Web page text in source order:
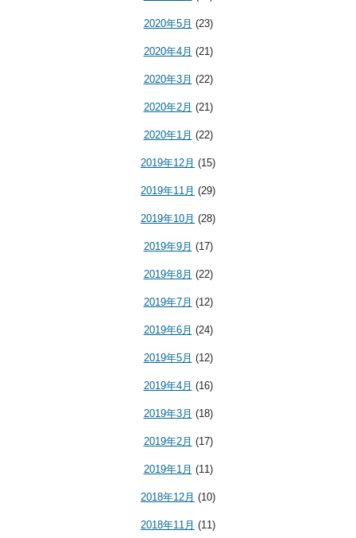
2020年5月 (23)
2020年4月 (21)
2020年3月 (22)
2020年2月 (21)
2020年1月 (22)
2019年12月 (15)
2019年11月 (29)
2019年10月 (28)
2019年9月 (17)
2019年8月 (22)
2019年7月 (12)
2019年6月 (24)
2019年5月 (12)
2019年4月 (16)
2019年3月 (18)
2019年2月 (17)
2019年1月 (11)
2018年12月 (10)
2018年11月 (11)